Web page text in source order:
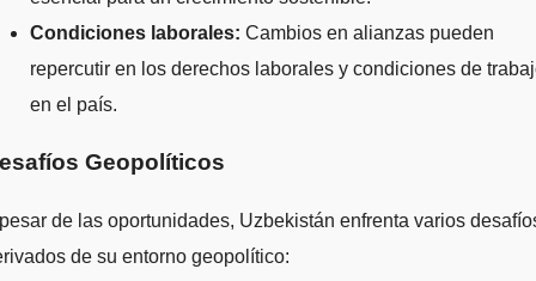
Condiciones laborales: Cambios en alianzas pueden
repercutir en los derechos laborales y condiciones de
en el país.
Geopolíticos
de las oportunidades, Uzbekistán enfrenta varios
de su entorno geopolítico: